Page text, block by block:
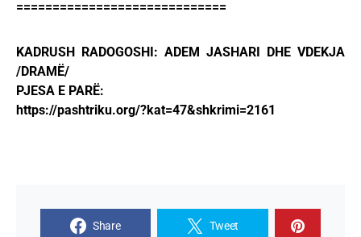
=============================
KADRUSH RADOGOSHI: ADEM JASHARI DHE VDEKJA
/DRAMË/
PJESA E PARË:
https://pashtriku.org/?kat=47&shkrimi=2161
Share Tweet